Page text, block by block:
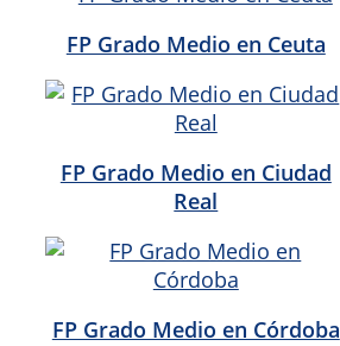
FP Grado Medio en Ceuta
FP Grado Medio en Ciudad
Real
FP Grado Medio en Córdoba